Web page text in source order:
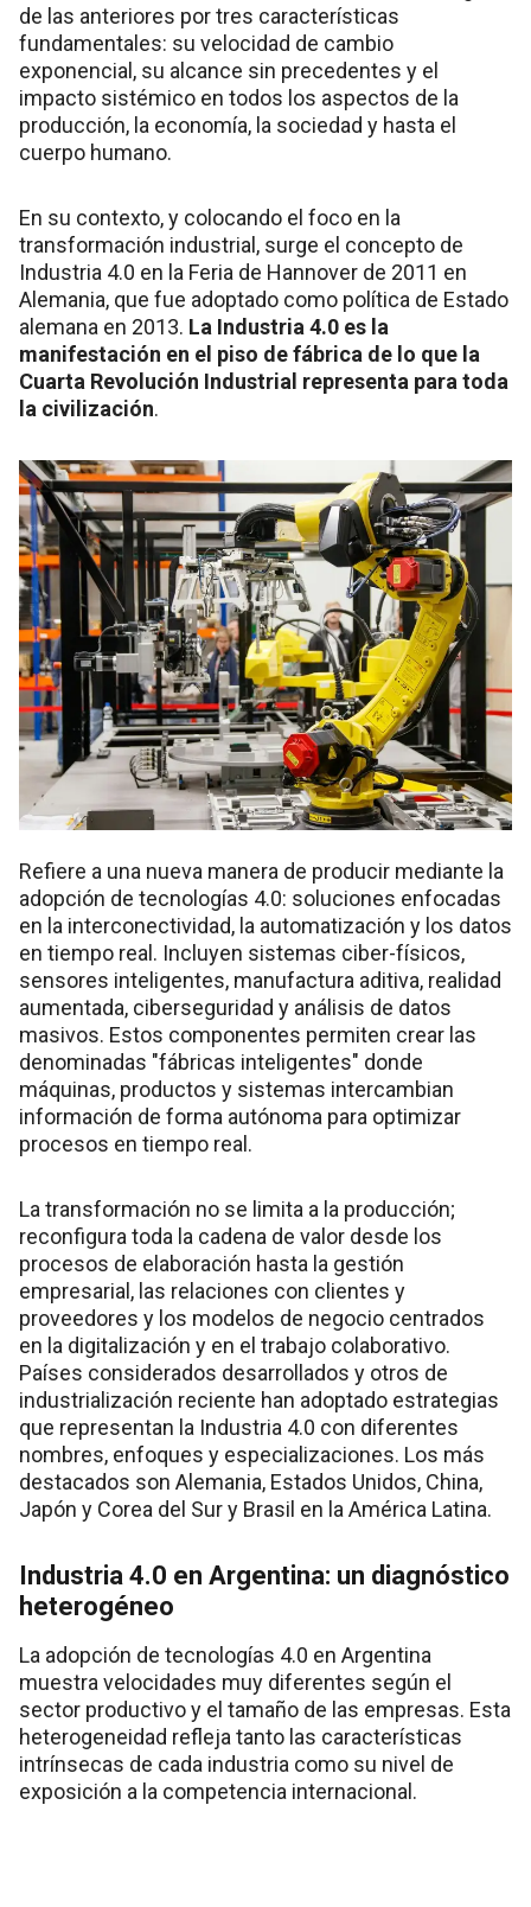
de las anteriores por tres características
fundamentales: su velocidad de cambio
exponencial, su alcance sin precedentes y el
impacto sistémico en todos los aspectos de la
producción, la economía, la sociedad y hasta el
cuerpo humano.
En su contexto, y colocando el foco en la
transformación industrial, surge el concepto de
Industria 4.0 en la Feria de Hannover de 2011 en
Alemania, que fue adoptado como política de Estado
alemana en 2013. La Industria 4.0 es la
manifestación en el piso de fábrica de lo que la
Cuarta Revolución Industrial representa para toda
la civilización.
Refiere a una nueva manera de producir mediante la
adopción de tecnologías 4.0: soluciones enfocadas
en la interconectividad, la automatización y los datos
en tiempo real. Incluyen sistemas ciber-físicos,
sensores inteligentes, manufactura aditiva, realidad
aumentada, ciberseguridad y análisis de datos
masivos. Estos componentes permiten crear las
denominadas "fábricas inteligentes" donde
máquinas, productos y sistemas intercambian
información de forma autónoma para optimizar
procesos en tiempo real.
La transformación no se limita a la producción;
reconfigura toda la cadena de valor desde los
procesos de elaboración hasta la gestión
empresarial, las relaciones con clientes y
proveedores y los modelos de negocio centrados
en la digitalización y en el trabajo colaborativo.
Países considerados desarrollados y otros de
industrialización reciente han adoptado estrategias
que representan la Industria 4.0 con diferentes
nombres, enfoques y especializaciones. Los más
destacados son Alemania, Estados Unidos, China,
Japón y Corea del Sur y Brasil en la América Latina.
Industria 4.0 en Argentina: un diagnóstico
heterogéneo
La adopción de tecnologías 4.0 en Argentina
muestra velocidades muy diferentes según el
sector productivo y el tamaño de las empresas. Esta
heterogeneidad refleja tanto las características
intrínsecas de cada industria como su nivel de
exposición a la competencia internacional.